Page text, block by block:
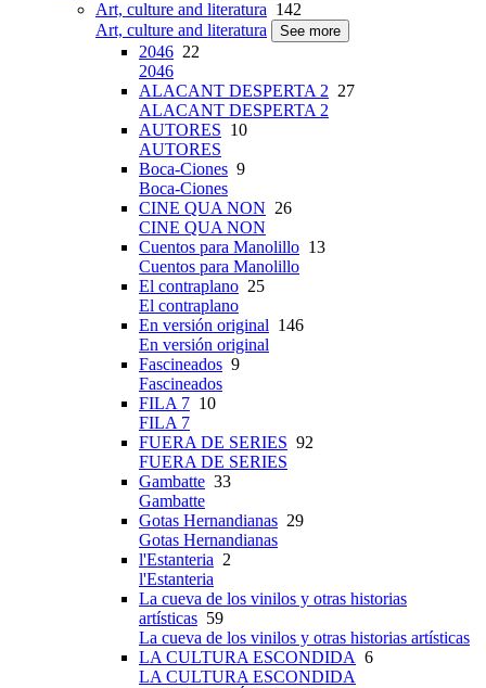
Art, culture and literatura 142
Art, culture and literatura
See more
2046 22
2046
ALACANT DESPERTA 2 27
ALACANT DESPERTA 2
AUTORES 10
AUTORES
Boca-Ciones 9
Boca-Ciones
CINE QUA NON 26
CINE QUA NON
Cuentos para Manolillo 13
Cuentos para Manolillo
El contraplano 25
El contraplano
En versión original 146
En versión original
Fascineados 9
Fascineados
FILA 7 10
FILA 7
FUERA DE SERIES 92
FUERA DE SERIES
Gambatte 33
Gambatte
Gotas Hernandianas 29
Gotas Hernandianas
l'Estanteria 2
l'Estanteria
La cueva de los vinilos y otras historias
artísticas 59
La cueva de los vinilos y otras historias artísticas
LA CULTURA ESCONDIDA 6
LA CULTURA ESCONDIDA